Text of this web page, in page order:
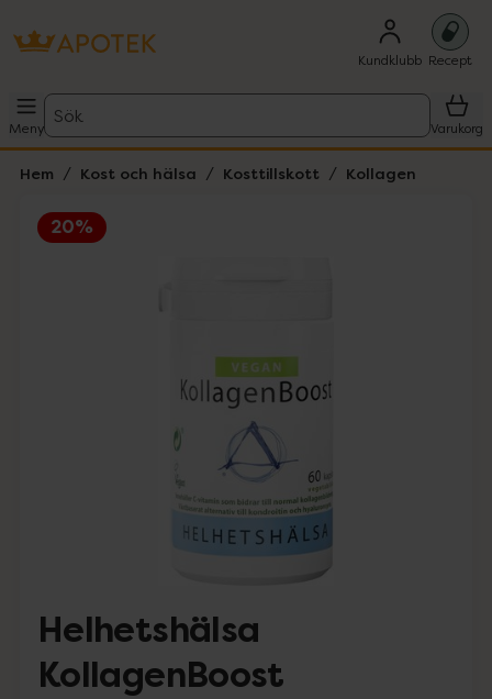
Kundklubb Recept
Meny
Sök
Varukorg
Hem Kost och hälsa Kosttillskott Kollagen
20%
Helhetshälsa
KollagenBoost